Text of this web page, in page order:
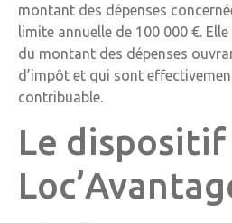
montant des dépenses
limite annuelle de 100 000 €.
du montant des dépenses
d’impôt et qui sont
contribuable.
Le dispositif